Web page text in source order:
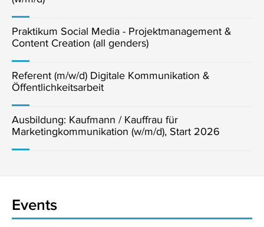
Praktikum Social Media - Projektmanagement &
Content Creation (all genders)
Referent (m/w/d) Digitale Kommunikation &
Öffentlichkeitsarbeit
Ausbildung: Kaufmann / Kauffrau für
Marketingkommunikation (w/m/d), Start 2026
Events